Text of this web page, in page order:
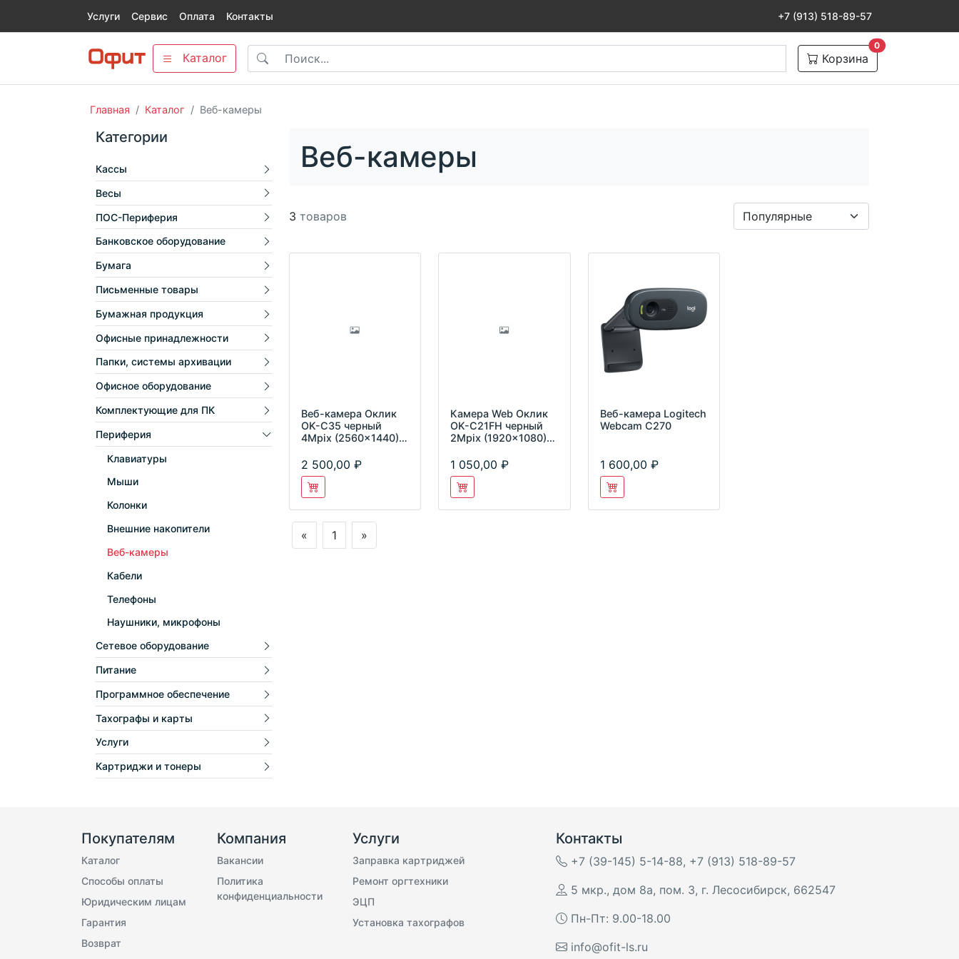
Услуги Сервис Оплата Контакты +7 (913) 518-89-57
Каталог Корзина
0товаров в корзине
Главная Каталог Веб-камеры
Категории
Кассы
Весы
ПОС-Периферия
Банковское оборудование
Бумага
Письменные товары
Бумажная продукция
Офисные принадлежности
Папки, системы архивации
Офисное оборудование
Комплектующие для ПК
Периферия
Клавиатуры
Мыши
Колонки
Внешние накопители
Веб-камеры
Кабели
Телефоны
Наушники, микрофоны
Сетевое оборудование
Питание
Программное обеспечение
Тахографы и карты
Услуги
Картриджи и тонеры
Веб-камеры
3 товаров
Веб-камера Оклик
OK-C35 черный
4Mpix (2560x1440)
микрофоном
2 500,00
Камера Web Оклик
OK-C21FH черный
2Mpix (1920x1080)
микрофоном
1 050,00
Веб-камера Logitech
Webcam C270
1 600,00
« 1 »
Покупателям
Каталог
Способы оплаты
Юридическим лицам
Гарантия
Возврат
Компания
Вакансии
Политика
конфиденциальности
Услуги
Заправка картриджей
Ремонт оргтехники
ЭЦП
Установка тахографов
Контакты
+7 (39-145) 5-14-88, +7 (913) 518-89-57
5 мкр., дом 8а, пом. 3, г. Лесосибирск, 662547
Пн-Пт: 9.00-18.00
info@ofit-ls.ru